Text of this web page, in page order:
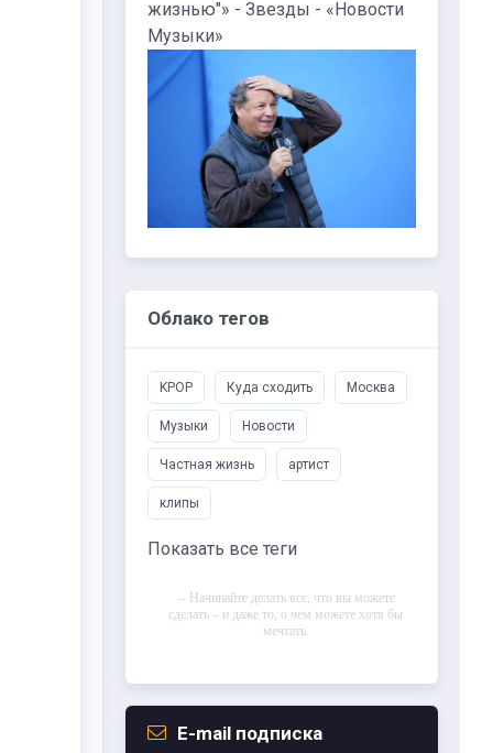
жизнью"» - Звезды - «Новости
Музыки»
Облако тегов
KPOP Куда сходить Москва
Музыки Новости
Частная жизнь артист
клипы
Показать все теги
-- Начинайте делать все, что вы можете
сделать – и даже то, о чем можете хотя бы
мечтать.
всего. И мыслями можно управлять. И
-- Идите уверенно по направлению к мечте.
E-mail подписка